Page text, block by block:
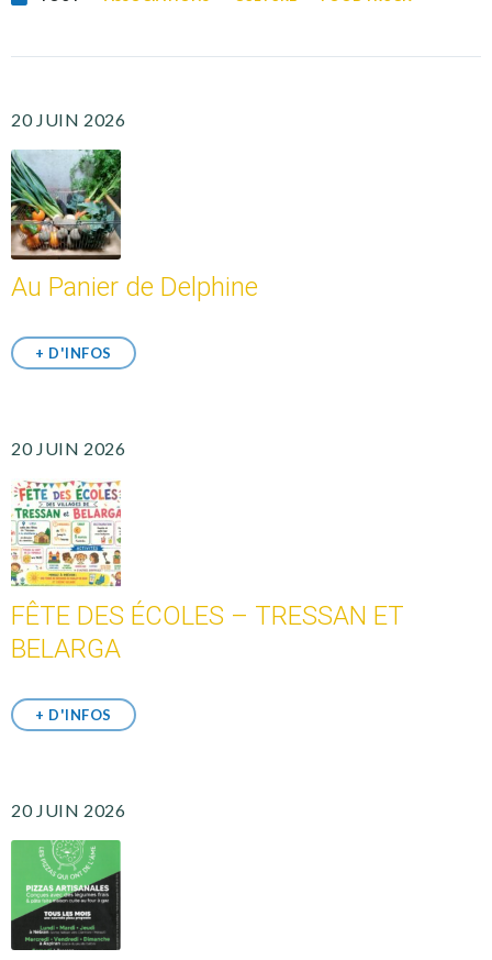
20 JUIN 2026
Au Panier de Delphine
+ D'INFOS
20 JUIN 2026
FÊTE DES ÉCOLES – TRESSAN ET
BELARGA
+ D'INFOS
20 JUIN 2026